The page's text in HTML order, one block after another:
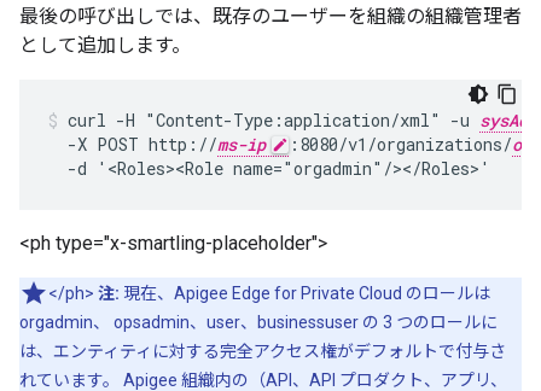
最後の呼び出しでは、既存のユーザーを組織の組織管理者
として追加します。
curl -H "Content-Type:application/xml" -u
  -X POST http://
ms-ip :8080/v1/organizations/
  -d '<Roles><Role name="orgadmin"/></Roles>'
<ph type="x-smartling-placeholder">
</ph> 注: 現在、Apigee Edge for Private Cloud のロールは
orgadmin、 opsadmin、user、businessuser の 3 つのロールに
は、エンティティに対する完全アクセス権がデフォルトで付与さ
れています。 Apigee 組織内の（API、API プロダクト、アプリ、